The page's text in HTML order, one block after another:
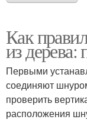
Как
из
Первыми
соединяют
проверить
расположения